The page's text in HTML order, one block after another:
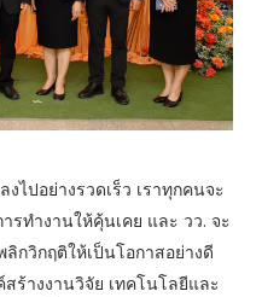
ไปอย่างรวดเร็ว เราทุกคนจะ
รทำงานให้คุ้นเคย และ วว. จะ
กวิกฤติให้เป็นโอกาสอย่างดี
ร้างงานวิจัย เทคโนโลยีและ